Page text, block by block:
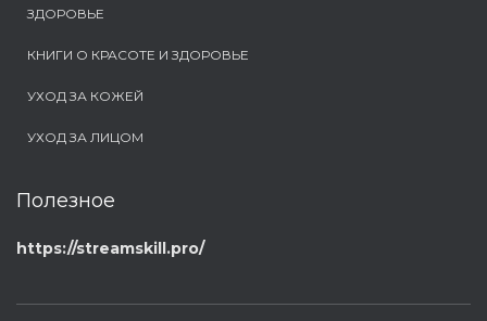
ЗДОРОВЬЕ
КНИГИ О КРАСОТЕ И ЗДОРОВЬЕ
УХОД ЗА КОЖЕЙ
УХОД ЗА ЛИЦОМ
Полезное
https://streamskill.pro/